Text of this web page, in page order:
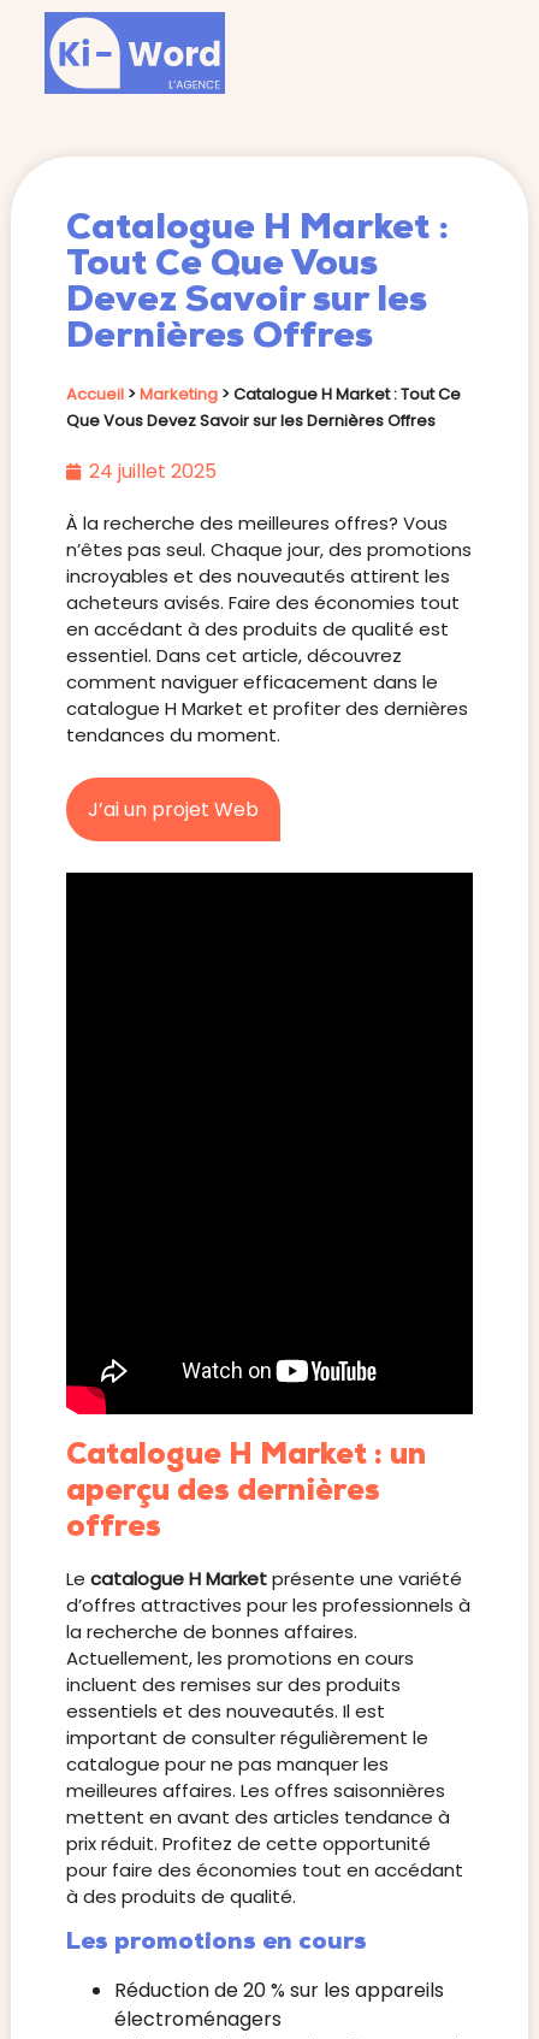
Catalogue H Market :
Tout Ce Que Vous
Devez Savoir sur les
Dernières Offres
Accueil>Marketing>Catalogue H Market : Tout Ce
Que Vous Devez Savoir sur les Dernières Offres
24 juillet 2025
À la recherche des meilleures offres? Vous
n’êtes pas seul. Chaque jour, des promotions
incroyables et des nouveautés attirent les
acheteurs avisés. Faire des économies tout
en accédant à des produits de qualité est
essentiel. Dans cet article, découvrez
comment naviguer efficacement dans le
catalogue H Market et profiter des dernières
tendances du moment.
J’ai un projet Web
Catalogue H Market : un
aperçu des dernières
offres
Le catalogue H Marketprésente une variété
d’offres attractives pour les professionnels à
la recherche de bonnes affaires.
Actuellement, les promotions en cours
incluent des remises sur des produits
essentiels et des nouveautés. Il est
important de consulter régulièrement le
catalogue pour ne pas manquer les
meilleures affaires. Les offres saisonnières
mettent en avant des articles tendance à
prix réduit. Profitez de cette opportunité
pour faire des économies tout en accédant
à des produits de qualité.
Les promotions en cours
Réduction de 20 % sur les appareils
électroménagers